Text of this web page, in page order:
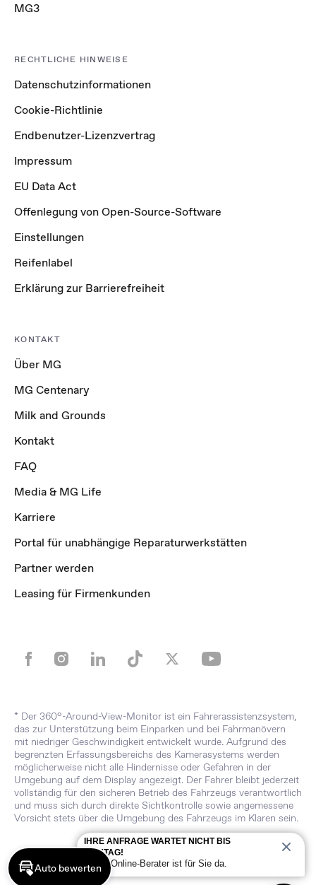
MG3
RECHTLICHE HINWEISE
Datenschutzinformationen
Cookie-Richtlinie
Endbenutzer-Lizenzvertrag
Impressum
EU Data Act
Offenlegung von Open-Source-Software
Einstellungen
Reifenlabel
Erklärung zur Barrierefreiheit
KONTAKT
Über MG
MG Centenary
Milk and Grounds
Kontakt
FAQ
Media & MG Life
Karriere
Portal für unabhängige Reparaturwerkstätten
Partner werden
Leasing für Firmenkunden
* Der 360°-Around-View-Monitor ist ein Fahrerassistenzsystem,
das zur Unterstützung beim Einparken und bei Fahrmanövern
mit niedriger Geschwindigkeit entwickelt wurde. Aufgrund des
begrenzten Erfassungsbereichs des Kamerasystems werden
möglicherweise nicht alle Hindernisse oder Gefahren in der
Umgebung auf dem Display angezeigt. Der Fahrer bleibt jederzeit
vollständig für den sicheren Betrieb des Fahrzeugs verantwortlich
und muss sich durch direkte Sichtkontrolle sowie angemessene
Vorsicht stets über die Umgebung des Fahrzeugs im Klaren sein.
IHRE ANFRAGE WARTET NICHT BIS
MONTAG!
Unser Online-Berater ist für Sie da.
Auto bewerten